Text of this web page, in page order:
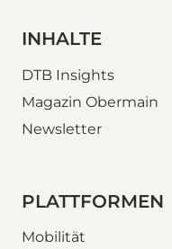
INHALTE
DTB Insights
Magazin Obermain
Newsletter
PLATTFORMEN
Mobilität